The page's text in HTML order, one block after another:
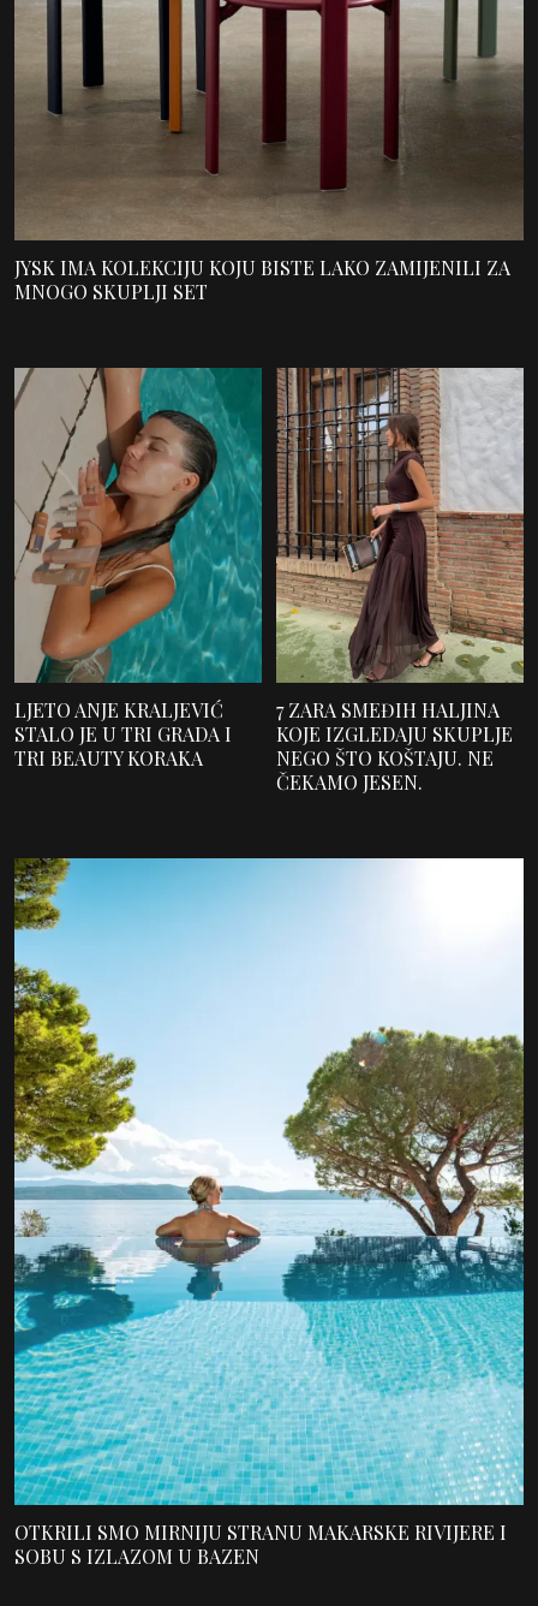
JYSK IMA KOLEKCIJU KOJU BISTE LAKO ZAMIJENILI ZA
MNOGO SKUPLJI SET
LJETO ANJE KRALJEVIĆ
STALO JE U TRI GRADA I
TRI BEAUTY KORAKA
7 ZARA SMEĐIH HALJINA
KOJE IZGLEDAJU SKUPLJE
NEGO ŠTO KOŠTAJU. NE
ČEKAMO JESEN.
OTKRILI SMO MIRNIJU STRANU MAKARSKE RIVIJERE I
SOBU S IZLAZOM U BAZEN